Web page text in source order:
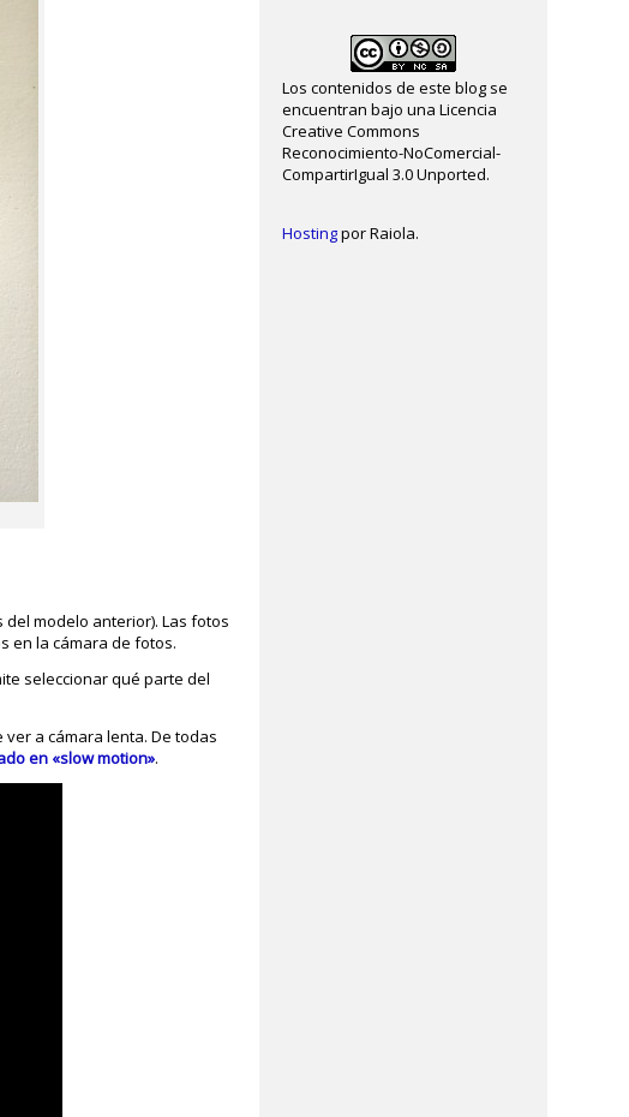
modelo anterior). Las fotos
en la cámara de fotos.
seleccionar qué parte del
a cámara lenta. De todas
en «slow motion».
Los contenidos de este blog se
encuentran bajo una Licencia
Creative Commons
Reconocimiento-NoComercial-
CompartirIgual 3.0 Unported.
Hostingpor Raiola.